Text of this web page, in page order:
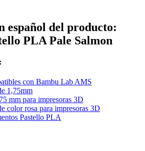
español del producto:
PLA Pale Salmon
con Bambu Lab AMS
1,75mm
mm para impresoras 3D
color rosa para impresoras 3D
Pastello PLA